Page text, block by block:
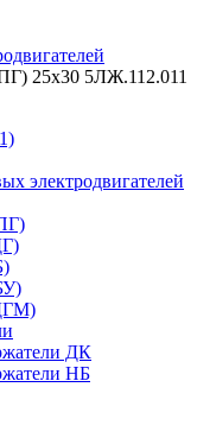
25х30 5ЛЖ.112.011
электродвигателей
ДК
НБ